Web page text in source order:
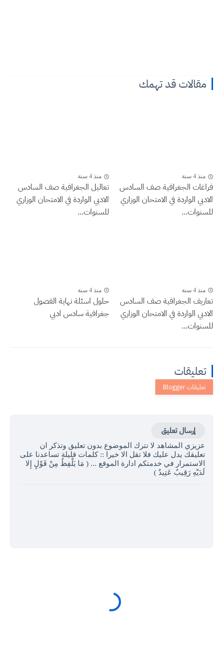
مقالات قد تهمك
منذ 4 سنة
فراغات الجغرافية صف السادس
الادبي الواردة في الامتحان الوزاري
للسنوات...
منذ 4 سنة
تعاليل الجغرافية صف السادس
الادبي الواردة في الامتحان الوزاري
للسنوات...
منذ 4 سنة
تعاريف الجغرافية صف السادس
الادبي الواردة في الامتحان الوزاري
للسنوات...
منذ 4 سنة
حلول اسئلة نهاية الفصول
جغرافية سادس ادبي
تعليقات
إرسال تعليق
عزيزي المشاهد لا تترك الموضوع بدون تعليق وتذكر ان
تعليقك يدل عليك فلا تقل الا خيرا :: كلمات قليلة تساعدنا على
الاستمرار في خدمتكم ادارة الموقع ... ( مَا يَلْفِظُ مِنْ قَوْلٍ إِلا
لَدَيْهِ رَقِيبٌ عَتِيدٌ )